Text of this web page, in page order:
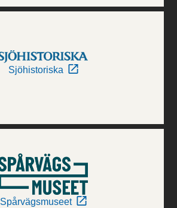
Sjöhistoriska
Spårvägsmuseet